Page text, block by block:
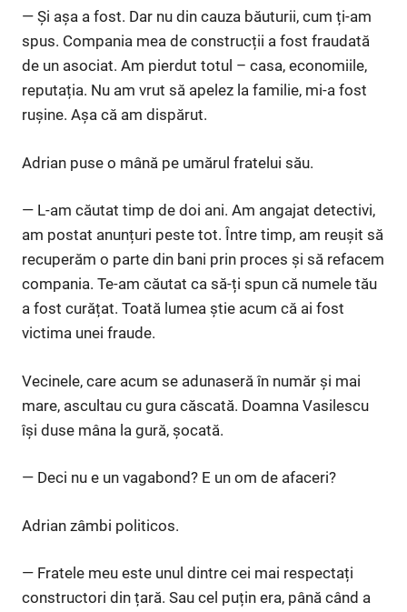
— Și așa a fost. Dar nu din cauza băuturii, cum ți-am
spus. Compania mea de construcții a fost fraudată
de un asociat. Am pierdut totul – casa, economiile,
reputația. Nu am vrut să apelez la familie, mi-a fost
rușine. Așa că am dispărut.
Adrian puse o mână pe umărul fratelui său.
— L-am căutat timp de doi ani. Am angajat detectivi,
am postat anunțuri peste tot. Între timp, am reușit să
recuperăm o parte din bani prin proces și să refacem
compania. Te-am căutat ca să-ți spun că numele tău
a fost curățat. Toată lumea știe acum că ai fost
victima unei fraude.
Vecinele, care acum se adunaseră în număr și mai
mare, ascultau cu gura căscată. Doamna Vasilescu
își duse mâna la gură, șocată.
— Deci nu e un vagabond? E un om de afaceri?
Adrian zâmbi politicos.
— Fratele meu este unul dintre cei mai respectați
constructori din țară. Sau cel puțin era, până când a